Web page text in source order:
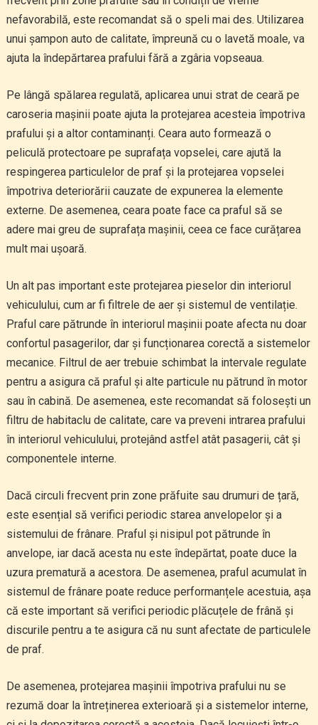
nefavorabilă, este recomandat să o speli mai des. Utilizarea
unui șampon auto de calitate, împreună cu o lavetă moale, va
ajuta la îndepărtarea prafului fără a zgâria vopseaua.
Pe lângă spălarea regulată, aplicarea unui strat de ceară pe
caroseria mașinii poate ajuta la protejarea acesteia împotriva
prafului și a altor contaminanți. Ceara auto formează o
peliculă protectoare pe suprafața vopselei, care ajută la
respingerea particulelor de praf și la protejarea vopselei
împotriva deteriorării cauzate de expunerea la elemente
externe. De asemenea, ceara poate face ca praful să se
adere mai greu de suprafața mașinii, ceea ce face curățarea
mult mai ușoară.
Un alt pas important este protejarea pieselor din interiorul
vehiculului, cum ar fi filtrele de aer și sistemul de ventilație.
Praful care pătrunde în interiorul mașinii poate afecta nu doar
confortul pasagerilor, dar și funcționarea corectă a sistemelor
mecanice. Filtrul de aer trebuie schimbat la intervale regulate
pentru a asigura că praful și alte particule nu pătrund în motor
sau în cabină. De asemenea, este recomandat să folosești un
filtru de habitaclu de calitate, care va preveni intrarea prafului
în interiorul vehiculului, protejând astfel atât pasagerii, cât și
componentele interne.
Dacă circuli frecvent prin zone prăfuite sau drumuri de țară,
este esențial să verifici periodic starea anvelopelor și a
sistemului de frânare. Praful și nisipul pot pătrunde în
anvelope, iar dacă acesta nu este îndepărtat, poate duce la
uzura prematură a acestora. De asemenea, praful acumulat în
sistemul de frânare poate reduce performanțele acestuia, așa
că este important să verifici periodic plăcuțele de frână și
discurile pentru a te asigura că nu sunt afectate de particulele
de praf.
De asemenea, protejarea mașinii împotriva prafului nu se
rezumă doar la întreținerea exterioară și a sistemelor interne,